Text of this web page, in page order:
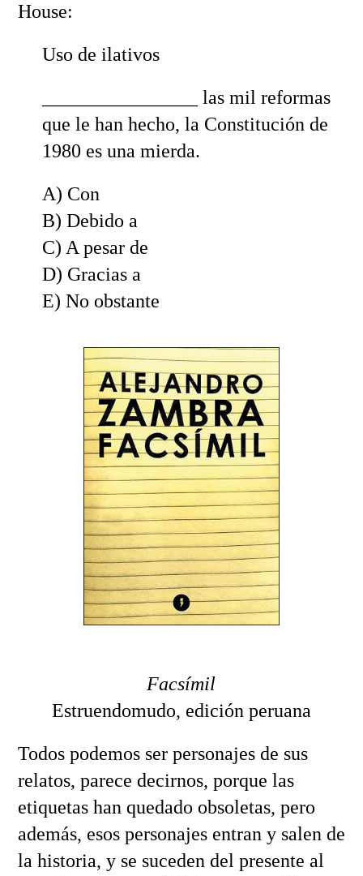
House:
Uso de ilativos
________________ las mil reformas
que le han hecho, la Constitución de
1980 es una mierda.
A) Con
B) Debido a
C) A pesar de
D) Gracias a
E) No obstante
Facsímil
Estruendomudo, edición peruana
Todos podemos ser personajes de sus
relatos, parece decirnos, porque las
etiquetas han quedado obsoletas, pero
además, esos personajes entran y salen de
la historia, y se suceden del presente al